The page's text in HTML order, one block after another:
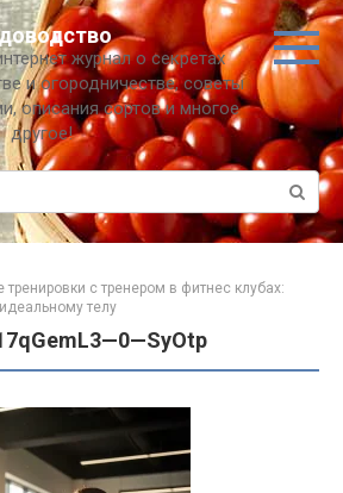
журнал о секретах
и огородничестве, советы
описания сортов и многое
другое!
тренировки с тренером в фитнес клубах:
телу